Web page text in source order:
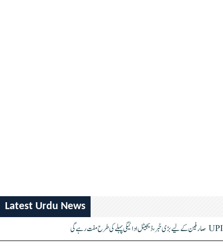
Latest Urdu News
UPI صارفین کے لیے بڑی خبر، ڈیجیٹل ادائیگی پہلے کی طرح مفت رہے گی